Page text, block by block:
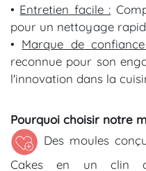
• Entretien facile :
pour un nettoyage
• Marque de
reconnue pour son
l'innovation dans la
Pourquoi choisir notre
Des moules
Cakes en un clin